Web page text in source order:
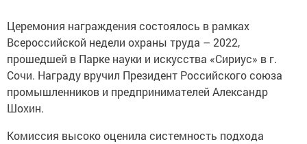
Церемония награждения состоялось в рамках
Всероссийской недели охраны труда – 2022,
прошедшей в Парке науки и искусства «Сириус» в г.
Сочи. Награду вручил Президент Российского союза
промышленников и предпринимателей Александр
Шохин.
Комиссия высоко оценила системность подхода